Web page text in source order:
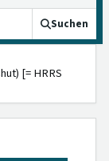
Suchen
[= HRRS